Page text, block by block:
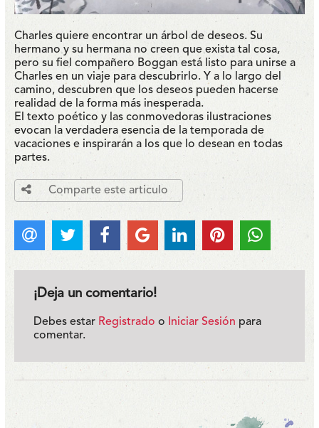
Charles quiere encontrar un árbol de deseos. Su
hermano y su hermana no creen que exista tal cosa,
pero su fiel compañero Boggan está listo para unirse a
Charles en un viaje para descubrirlo. Y a lo largo del
camino, descubren que los deseos pueden hacerse
realidad de la forma más inesperada.
El texto poético y las conmovedoras ilustraciones
evocan la verdadera esencia de la temporada de
vacaciones e inspirarán a los que lo desean en todas
partes.
Comparte este articulo
¡Deja un comentario!
Debes estar Registrado o Iniciar Sesión para
comentar.